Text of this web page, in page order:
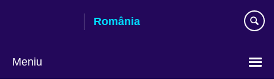
România
Meniu